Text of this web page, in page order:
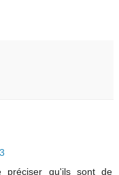
qu'ils sont de